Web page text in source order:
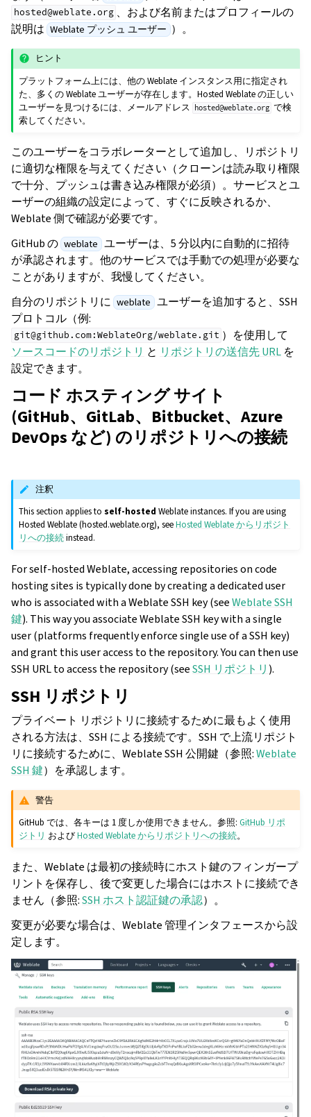
hosted@weblate.org 、および名前またはプロフィールの
説明は Weblate プッシュ ユーザー ）。
ヒント
プラットフォーム上には、他の Weblate インスタンス用に指定され
た、多くの Weblate ユーザーが存在します。Hosted Weblate の正しい
ユーザーを見つけるには、メールアドレス
hosted@weblate.org で検
索してください。
このユーザーをコラボレーターとして追加し、リポジトリ
に適切な権限を与えてください（クローンは読み取り権限
で十分、プッシュは書き込み権限が必須）。サービスとユ
ーザーの組織の設定によって、すぐに反映されるか、
Weblate 側で確認が必要です。
GitHub の weblate ユーザーは、5 分以内に自動的に招待
が承認されます。他のサービスでは手動での処理が必要な
ことがありますが、我慢してください。
自分のリポジトリに weblate ユーザーを追加すると、SSH
プロトコル（例:
git@github.com:WeblateOrg/weblate.git ）を使用して
ソースコードのリポジトリ と リポジトリの送信先 URL を
設定できます。
コード ホスティング サイト
(GitHub、GitLab、Bitbucket、Azure
DevOps など) のリポジトリへの接続
注釈
This section applies toself-hosted Weblate instances. If you are using
Hosted Weblate (hosted.weblate.org), seeHosted Weblate からリポジト
リへの接続instead.
For self-hosted Weblate, accessing repositories on code
hosting sites is typically done by creating a dedicated user
who is associated with a Weblate SSH key (seeWeblate SSH
鍵). This way you associate Weblate SSH key with a single
user (platforms frequently enforce single use of a SSH key)
and grant this user access to the repository. You can then use
SSH URL to access the repository (seeSSH リポジトリ ).
SSH リポジトリ
プライベート リポジトリに接続するために最もよく使用
される方法は、SSH による接続です。SSH で上流リポジト
リに接続するために、Weblate SSH 公開鍵（参照:Weblate
SSH 鍵）を承認します。
警告
GitHub では、各キーは 1 度しか使用できません。参照:GitHub リポ
ジトリ およびHosted Weblate からリポジトリへの接続。
また、Weblate は最初の接続時にホスト鍵のフィンガープ
リントを保存し、後で変更した場合にはホストに接続でき
ません（参照:SSH ホスト認証鍵の承認）。
変更が必要な場合は、Weblate 管理インタフェースから設
定します。